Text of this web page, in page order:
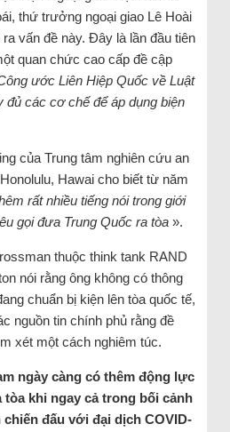
thứ trưởng ngoại giao Lê Hoài
vấn đề này. Đây là lần đầu tiên
quan chức cao cấp đề cập
ước Liên Hiệp Quốc về Luật
đủ các cơ chế để áp dụng biện
của Trung tâm nghiên cứu an
Hawai cho biết từ năm
rất nhiều tiếng nói trong giới
gọi đưa Trung Quốc ra tòa».
thuộc think tank RAND
nói rằng ông không có thông
chuẩn bị kiện lên tòa quốc tế,
nguồn tin chính phủ rằng đề
xét một cách nghiêm túc.
ngày càng có thêm động lực
tòa khi ngay cả trong bối cảnh
đấu với đại dịch COVID-